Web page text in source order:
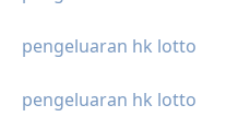
pengeluaran hk lotto
pengeluaran hk lotto